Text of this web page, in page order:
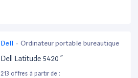
Dell - Ordinateur portable bureautique
Dell Latitude 5420 ”
213 offres à partir de :